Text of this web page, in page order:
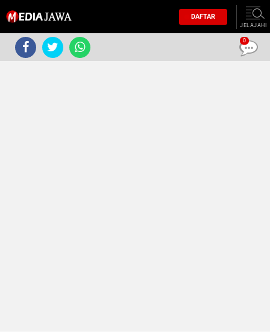
DAFTAR
JELAJAHI
0